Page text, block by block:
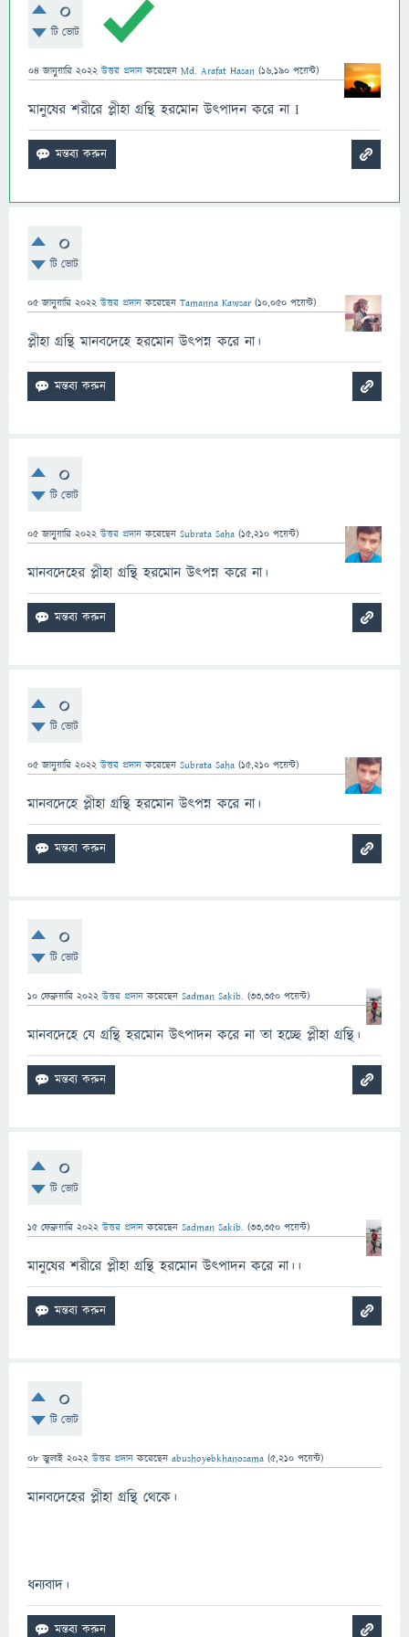
0
টি ভোট
04 জানুয়ারি 2022 উত্তর প্রদান করেছেন Md. Arafat Hasan (16,190 পয়েন্ট)
মানুষের শরীরে প্লীহা গ্রন্থি হরমোন উৎপাদন করে না I
0
টি ভোট
05 জানুয়ারি 2022 উত্তর প্রদান করেছেন Tamanna Kawsar (10,050 পয়েন্ট)
প্লীহা গ্রন্থি মানবদেহে হরমোন উৎপন্ন করে না।
0
টি ভোট
05 জানুয়ারি 2022 উত্তর প্রদান করেছেন Subrata Saha (15,210 পয়েন্ট)
মানবদেহের প্লীহা গ্রন্থি হরমোন উৎপন্ন করে না।
0
টি ভোট
05 জানুয়ারি 2022 উত্তর প্রদান করেছেন Subrata Saha (15,210 পয়েন্ট)
মানবদেহে প্লীহা গ্রন্থি হরমোন উৎপন্ন করে না।
0
টি ভোট
10 ফেব্রুয়ারি 2022 উত্তর প্রদান করেছেন Sadman Sakib. (33,350 পয়েন্ট)
মানবদেহে যে গ্রন্থি হরমোন উৎপাদন করে না তা হচ্ছে প্লীহা গ্রন্থি।
0
টি ভোট
15 ফেব্রুয়ারি 2022 উত্তর প্রদান করেছেন Sadman Sakib. (33,350 পয়েন্ট)
মানুষের শরীরে প্লীহা গ্রন্থি হরমোন উৎপাদন করে না।।
0
টি ভোট
08 জুলাই 2022 উত্তর প্রদান করেছেন abushoyebkhanosama (5,210 পয়েন্ট)
মানবদেহের প্লীহা গ্রন্থি থেকে।
ধন্যবাদ।